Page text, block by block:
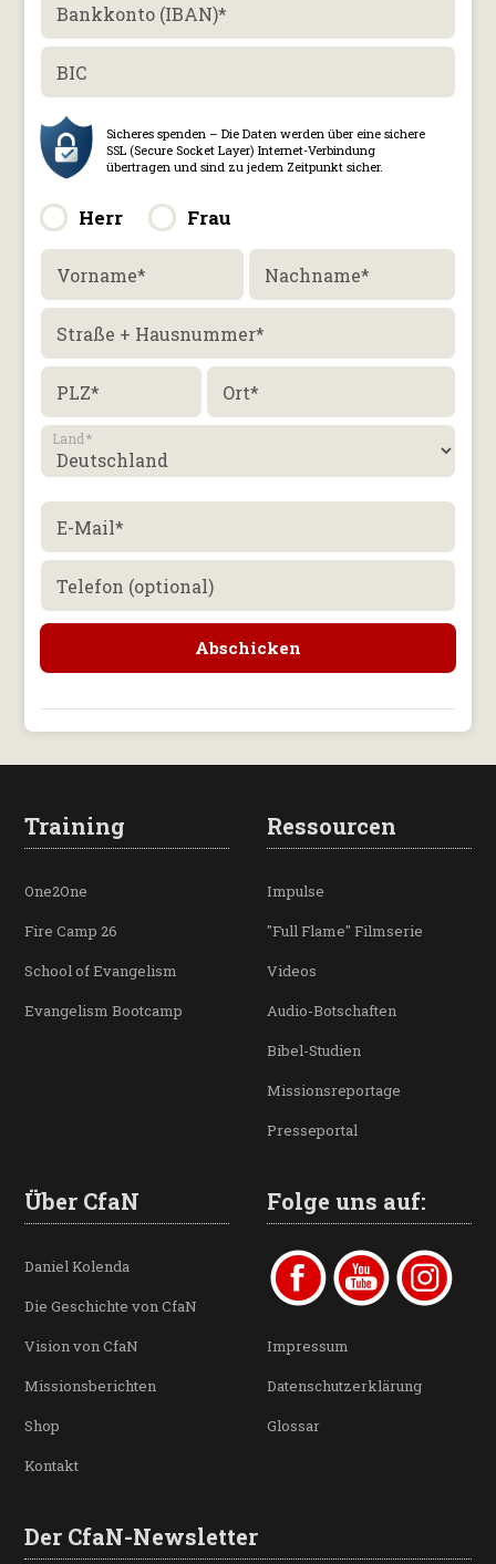
Bankkonto (IBAN)*
BIC
Herr Frau
Vorname* Nachname*
Straße + Hausnummer*
PLZ* Ort*
Land*
E-Mail*
Telefon (optional)
Training
One2One
Fire Camp 26
School of Evangelism
Evangelism Bootcamp
Ressourcen
Impulse
"Full Flame" Filmserie
Videos
Audio-Botschaften
Bibel-Studien
Missionsreportage
Presseportal
Über CfaN
Daniel Kolenda
Die Geschichte von CfaN
Vision von CfaN
Missionsberichten
Shop
Kontakt
Folge uns auf:
Impressum
Datenschutzerklärung
Glossar
Der CfaN-Newsletter